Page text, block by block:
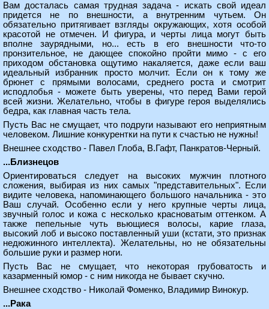
Вам досталась самая трудная задача - искать свой идеал
придется не по внешности, а внутренним чутьем. Он
обязательно притягивает взгляды окружающих, хотя особой
красотой не отмечен. И фигура, и черты лица могут быть
вполне заурядными, но... есть в его внешности что-то
пронзительное, не дающее спокойно пройти мимо - с его
приходом обстановка ощутимо накаляется, даже если ваш
идеальный избранник просто молчит. Если он к тому же
брюнет с прямыми волосами, среднего роста и смотрит
исподлобья - можете быть уверены, что перед Вами герой
всей жизни. Желательно, чтобы в фигуре героя выделялись
бедра, как главная часть тела.
Пусть Вас не смущает, что подруги называют его неприятным
человеком. Лишние конкурентки на пути к счастью не нужны!
Внешнее сходство - Павел Глоба, В.Гафт, Панкратов-Черный.
...Близнецов
Ориентироваться следует на высоких мужчин плотного
сложения, выбирая из них самых "представительных". Если
видите человека, напоминающего большого начальника - это
Ваш случай. Особенно если у него крупные черты лица,
звучный голос и кожа с несколько красноватым оттенком. А
также пепельные чуть вьющиеся волосы, карие глаза,
высокий лоб и высоко поставленный уши (кстати, это признак
недюжинного интеллекта). Желательны, но не обязательны
большие руки и размер ноги.
Пусть Вас не смущает, что некоторая грубоватость и
казарменный юмор - с ним никогда не бывает скучно.
Внешнее сходство - Николай Фоменко, Владимир Винокур.
...Рака